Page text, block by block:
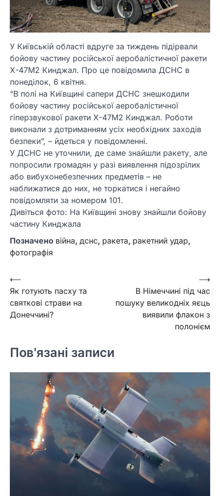
У Київській області вдруге за тиждень підірвали
бойову частину російської аеробалістичної ракети
Х-47М2 Кинджал. Про це повідомила ДСНС в
понеділок, 6 квітня.
“В полі на Київщині сапери ДСНС знешкодили
бойову частину російської аеробалістичної
гіперзвукової ракети Х-47М2 Кинджал. Роботи
виконали з дотриманням усіх необхідних заходів
безпеки”, – йдеться у повідомленні.
У ДСНС не уточнили, де саме знайшли ракету, але
попросили громадян у разі виявлення підозрілих
або вибухонебезпечних предметів – не
наближатися до них, не торкатися і негайно
повідомляти за номером 101.
Дивіться фото: На Київщині знову знайшли бойову
частину Кинджала
Позначено війна, дснс, ракета, ракетний удар,
фотографія
Навігація
записів
⟵
Як готують пасху та
святкові страви на
Донеччині?
В Німеччині під час
пошуку великодніх яєць
виявили флакон з
полонієм
⟶
Пов'язані записи